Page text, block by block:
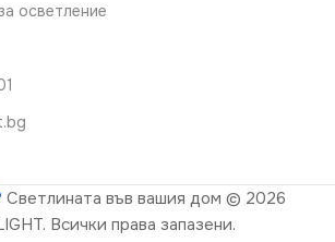
осветление
Светлината във вашия дом © 2026
Всички права запазени.